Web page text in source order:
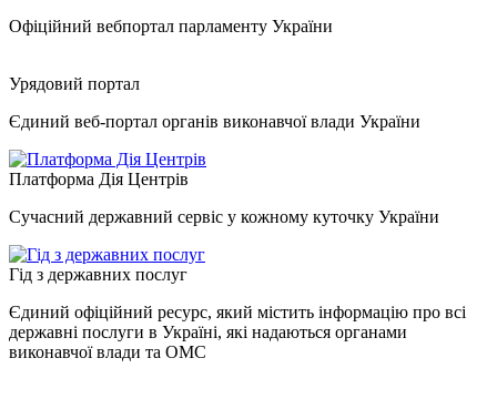
Офіційний вебпортал парламенту України
Урядовий портал
Єдиний веб-портал органів виконавчої влади України
Платформа Дія Центрів
Сучасний державний сервіс у кожному куточку України
Гід з державних послуг
Єдиний офіційний ресурс, який містить інформацію про всі
державні послуги в Україні, які надаються органами
виконавчої влади та ОМС